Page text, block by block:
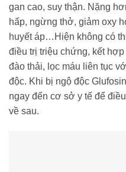
gan cao, suy thận. Nặng
hấp, ngừng thở, giảm oxy
huyết áp…Hiện không có
điều trị triệu chứng, kết
đào thải, lọc máu liên tục
độc. Khi bị ngộ độc
ngay đến cơ sở y tế để
về sau.